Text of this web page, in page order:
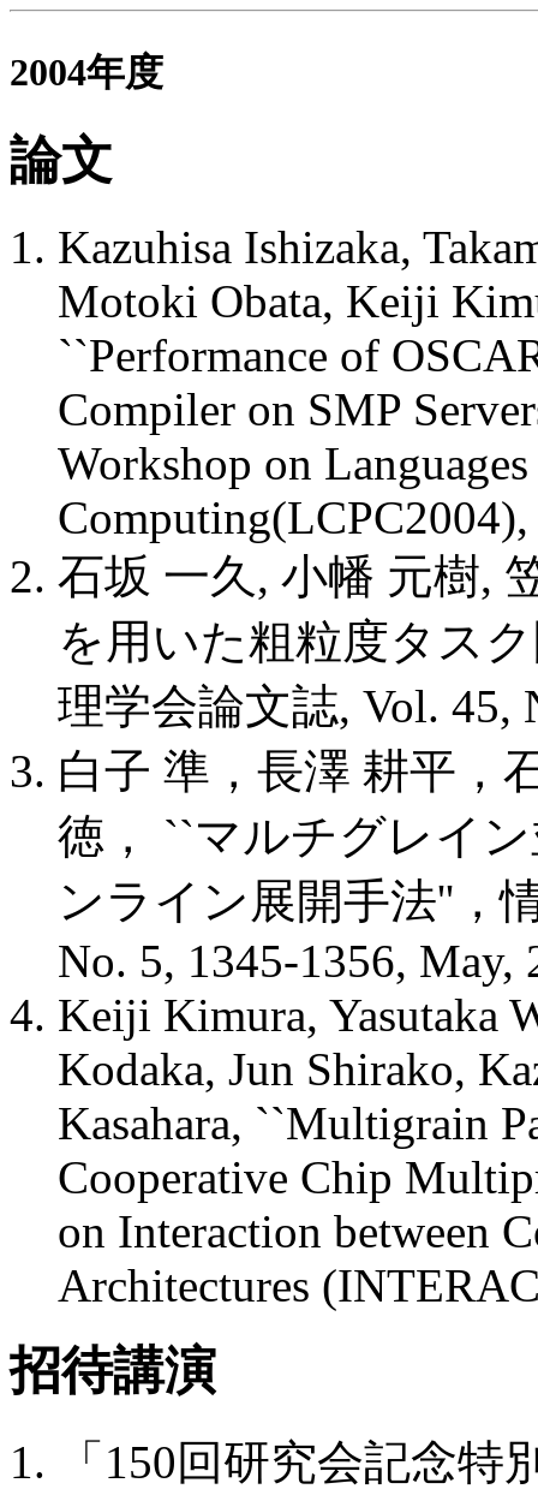
2004年度
論文
Kazuhisa Ishizaka,
Motoki Obata, Keiji
``Performance of
Compiler on SMP
Workshop on
石坂 一久, 小幡 元樹,
を用いた粗粒度タス
理学会論文誌, Vol. 45,
白子 準，長澤 耕平，
徳， ``マルチグレイ
ンライン展開手法''，
No. 5, 1345-1356, May,
Keiji Kimura, Yasutaka
Kodaka, Jun Shirako,
Kasahara, ``Multigrain
Cooperative Chip
on Interaction between
Architectures
招待講演
「150回研究会記念